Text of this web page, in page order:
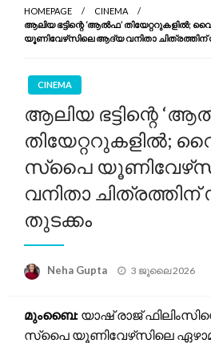
HOMEPAGE
CINEMA
ആലിയ ഭട്ടിന്റെ ‘ആൽഫ’
യൂണിവേഴ്‌സിലെ ആദ്യ വനിതാ ചിത്രത്തിന്
CINEMA
ആലിയ ഭട്ടിന്റെ
സ്‌പൈ
വനിതാ ചിത്രത്തിന്
തുടക്കം
Neha Gupta
Posted
3 ജൂലൈ 2026
മുംബൈ: യാഷ് രാജ്
സ്‌പൈ യൂണിവേഴ്‌സിലെ